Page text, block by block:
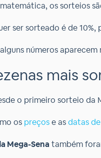
os sorteios
ser sorteado é de 10%,
números
mais
o primeiro sorteio da
os preçose asdatas
Mega-Sena também